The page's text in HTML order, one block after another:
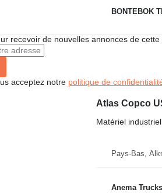
BONTEBOK
recevoir de nouvelles annonces de cette
acceptez notre politique de
Atlas Copco
Matériel
Pays-Bas,
Anema